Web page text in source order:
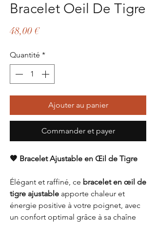
Bracelet Oeil De Tigre
48,00 €Prix
Quantité *
Ajouter au panier
Commander et payer
🤎 Bracelet Ajustable en Œil de Tigre
Élégant et raffiné, ce bracelet en œil de
tigre ajustable apporte chaleur et
énergie positive à votre poignet, avec
un confort optimal grâce à sa chaîne